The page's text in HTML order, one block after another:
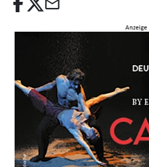
email